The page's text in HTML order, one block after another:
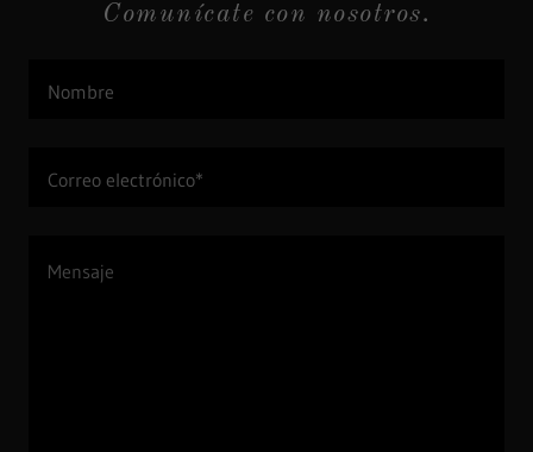
Comunícate con nosotros.
Nombre
Correo electrónico*